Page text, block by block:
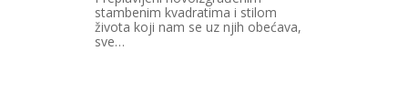
stambenim kvadratima i stilom
života koji nam se uz njih obećava,
sve…